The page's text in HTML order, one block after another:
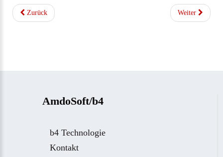
Zurück Weiter
AmdoSoft/b4
b4 Technologie
Kontakt